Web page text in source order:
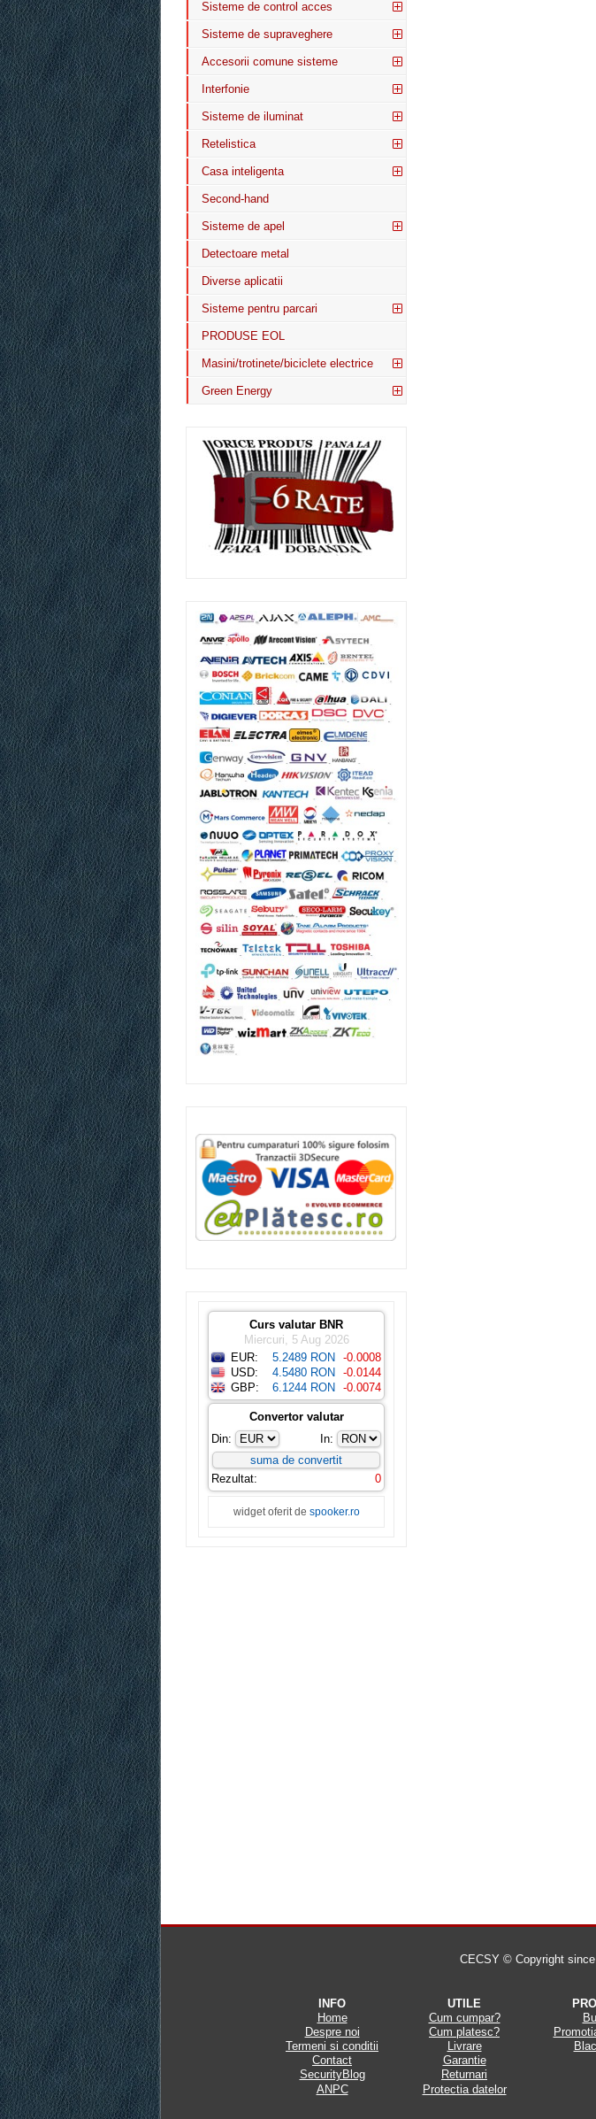
Sisteme de control acces
Sisteme de supraveghere
Accesorii comune sisteme
Interfonie
Sisteme de iluminat
Retelistica
Casa inteligenta
Second-hand
Sisteme de apel
Detectoare metal
Diverse aplicatii
Sisteme pentru parcari
PRODUSE EOL
Masini/trotinete/biciclete electrice
Green Energy
Curs valutar BNR
Miercuri, 5 Aug 2026
EUR:
5.2489 RON
-0.0008
USD:
4.5480 RON
-0.0144
GBP:
6.1244 RON -0.0074
Convertor valutar
Din:
In:
Rezultat: 0
widget oferit de spooker.ro
CECSY © Copyright
INFO UTILE
Home
Cum cumpar?
Despre noi
Cum platesc?
Termeni si conditii
Livrare
Contact
Garantie
SecurityBlog
Returnari
ANPC
Protectia datelor